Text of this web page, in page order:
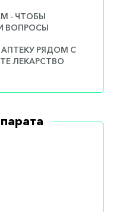
- ЧТОБЫ
ВОПРОСЫ
РЯДОМ С
ЛЕКАРСТВО